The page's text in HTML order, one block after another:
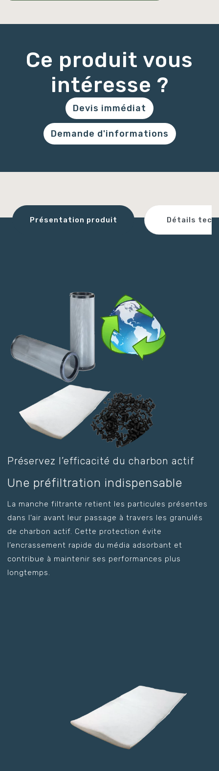
Ce produit vous
intéresse ?
Devis immédiat
Demande d'informations
Présentation produit Détails
Préservez l’efficacité du charbon actif
Une préfiltration indispensable
La manche filtrante retient les particules présentes
dans l’air avant leur passage à travers les granulés
de charbon actif. Cette protection évite
l’encrassement rapide du média adsorbant et
contribue à maintenir ses performances plus
longtemps.